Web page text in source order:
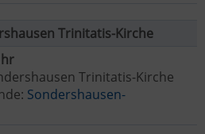
Trinitatis-Kirche
Trinitatis-Kirche
Sondershausen-